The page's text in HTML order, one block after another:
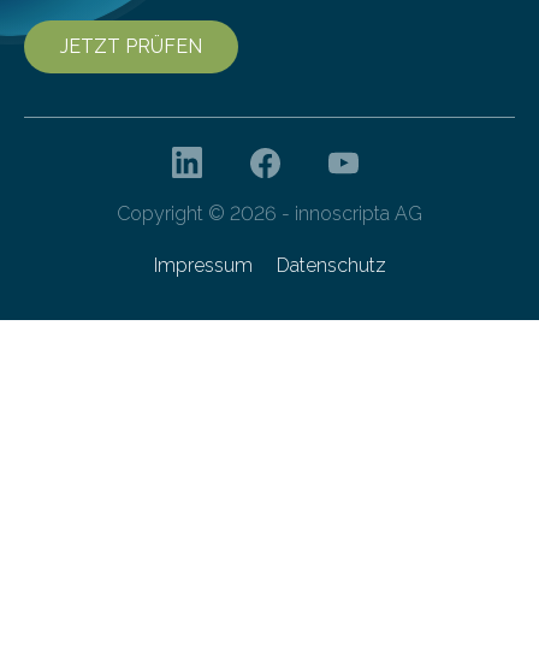
JETZT PRÜFEN
Copyright © 2026 - innoscripta AG
Impressum Datenschutz